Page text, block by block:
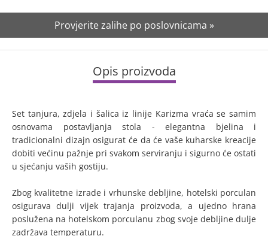
Provjerite zalihe po poslovnicama »
Opis proizvoda
Set tanjura, zdjela i šalica iz linije Karizma vraća se samim
osnovama postavljanja stola - elegantna bjelina i
tradicionalni dizajn osigurat će da će vaše kuharske kreacije
dobiti većinu pažnje pri svakom serviranju i sigurno će ostati
u sjećanju vaših gostiju.
Zbog kvalitetne izrade i vrhunske debljine, hotelski porculan
osigurava dulji vijek trajanja proizvoda, a ujedno hrana
poslužena na hotelskom porculanu zbog svoje debljine dulje
zadržava temperaturu.